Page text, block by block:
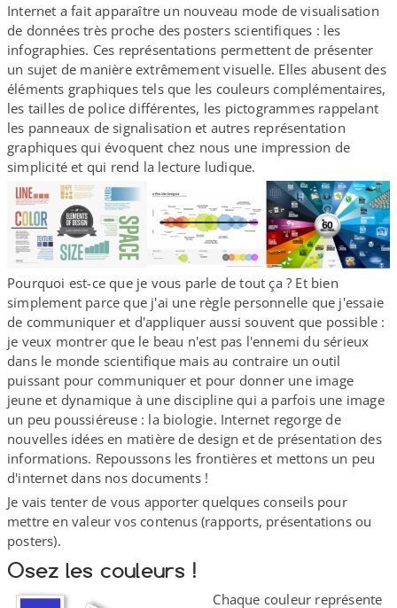
Internet a fait apparaître un nouveau mode de visualisation
de données très proche des posters scientifiques : les
infographies. Ces représentations permettent de présenter
un sujet de manière extrêmement visuelle. Elles abusent des
éléments graphiques tels que les couleurs complémentaires,
les tailles de police différentes, les pictogrammes rappelant
les panneaux de signalisation et autres représentation
graphiques qui évoquent chez nous une impression de
simplicité et qui rend la lecture ludique.
Pourquoi est-​ce que je vous parle de tout ça ? Et bien
simplement parce que j'ai une règle personnelle que j'essaie
de communiquer et d'appliquer aussi souvent que possible :
je veux montrer que le beau n'est pas l'ennemi du sérieux
dans le monde scientifique mais au contraire un outil
puissant pour communiquer et pour donner une image
jeune et dynamique à une discipline qui a parfois une image
un peu poussiéreuse : la biologie. Internet regorge de
nouvelles idées en matière de design et de présentation des
informations. Repoussons les frontières et mettons un peu
d'internet dans nos documents !
Je vais tenter de vous apporter quelques conseils pour
mettre en valeur vos contenus (rapports, présentations ou
posters).
Osez les couleurs !
Chaque couleur représente